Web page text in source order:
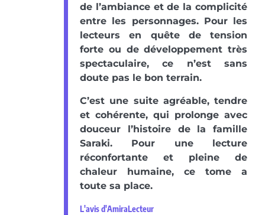
de l’ambiance et de la complicité
entre les personnages. Pour les
lecteurs en quête de tension
forte ou de développement très
spectaculaire, ce n’est sans
doute pas le bon terrain.
C’est une suite agréable, tendre
et cohérente, qui prolonge avec
douceur l’histoire de la famille
Saraki. Pour une lecture
réconfortante et pleine de
chaleur humaine, ce tome a
toute sa place.
L'avis d'AmiraLecteur